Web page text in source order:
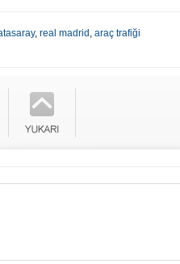
, real madrid , araç trafiği